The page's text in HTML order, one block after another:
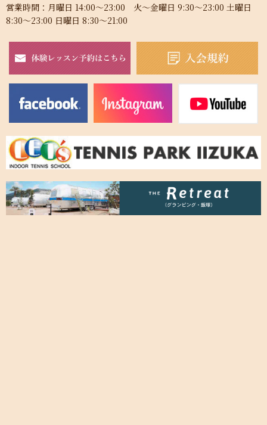
営業時間：月曜日 14:00～23:00 火～金曜日 9:30～23:00 土曜日
8:30～23:00 日曜日 8:30～21:00